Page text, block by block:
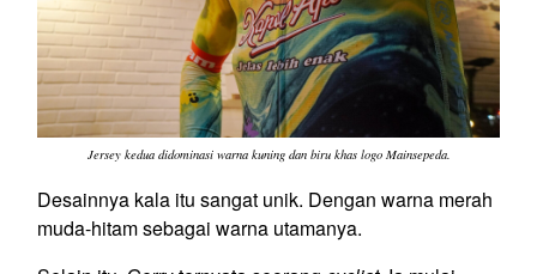
Jersey kedua didominasi warna kuning dan biru khas logo Mainsepeda.
Desainnya kala itu sangat unik. Dengan warna merah
muda-hitam sebagai warna utamanya.